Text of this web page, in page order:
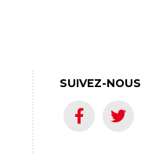
SUIVEZ-NOUS